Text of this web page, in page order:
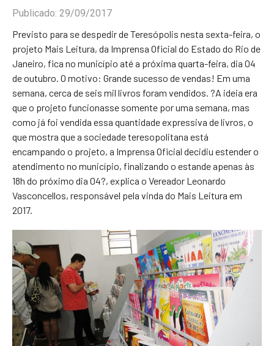
Publicado: 29/09/2017
Previsto para se despedir de Teresópolis nesta sexta-feira, o
projeto Mais Leitura, da Imprensa Oficial do Estado do Rio de
Janeiro, fica no município até a próxima quarta-feira, dia 04
de outubro. O motivo: Grande sucesso de vendas! Em uma
semana, cerca de seis mil livros foram vendidos. ?A ideia era
que o projeto funcionasse somente por uma semana, mas
como já foi vendida essa quantidade expressiva de livros, o
que mostra que a sociedade teresopolitana está
encampando o projeto, a Imprensa Oficial decidiu estender o
atendimento no município, finalizando o estande apenas às
18h do próximo dia 04?, explica o Vereador Leonardo
Vasconcellos, responsável pela vinda do Mais Leitura em
2017.